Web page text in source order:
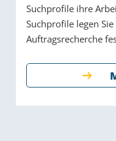
Suchprofile ihre
Suchprofile legen
Auftragsrecherche